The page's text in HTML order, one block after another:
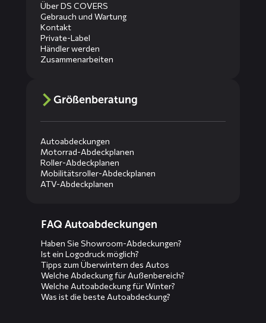
Über DS COVERS
Gebrauch und Wartung
Kontakt
Private-Label
Händler werden
Zusammenarbeiten
Größenberatung
Autoabdeckungen
Motorrad-Abdeckplanen
Roller-Abdeckplanen
Mobilitätsroller-Abdeckplanen
ATV-Abdeckplanen
menusFAQ Autoabdeckungen
Haben Sie Showroom-Abdeckungen?
Ist ein Logodruck möglich?
Tipps zum Überwintern des Autos
Welche Abdeckung für Außenbereich?
Welche Autoabdeckung für Winter?
Was ist die beste Autoabdeckung?